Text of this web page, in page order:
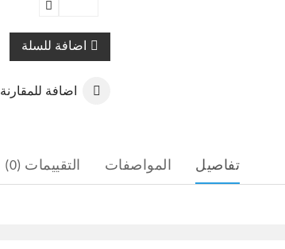
اضافة للسلة
اضافة للمقارنة
تفاصيل المواصفات التقييمات (0)